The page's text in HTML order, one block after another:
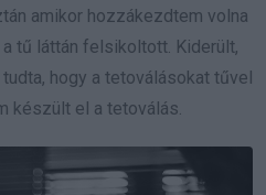
amikor hozzákezdtem volna
tű láttán felsikoltott. Kiderült,
hogy a tetoválásokat tűvel
készült el a tetoválás.